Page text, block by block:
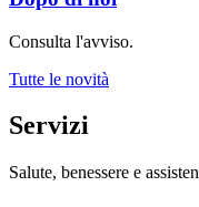
Consulta l'avviso.
Tutte le novità
Servizi
Salute, benessere e